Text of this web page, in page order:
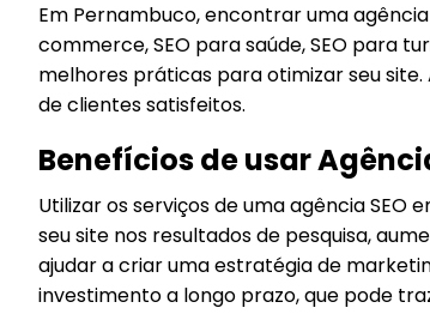
Em Pernambuco, encontrar uma
commerce, SEO para saúde, SEO para
melhores práticas para otimizar seu
de clientes satisfeitos.
Benefícios de usar
Utilizar os serviços de uma agência
seu site nos resultados de pesquisa,
ajudar a criar uma estratégia de
investimento a longo prazo, que pode